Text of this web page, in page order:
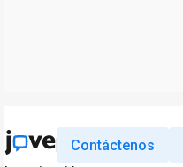
Contáctenos